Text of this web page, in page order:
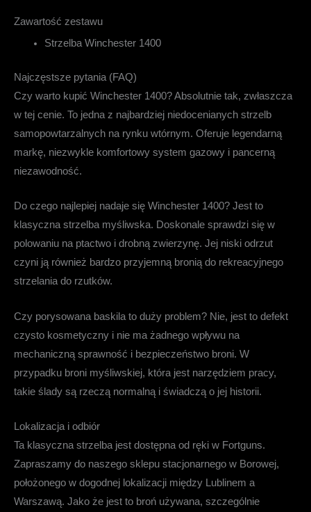
Zawartość zestawu
Strzelba Winchester 1400
Najczęstsze pytania (FAQ)
Czy warto kupić Winchester 1400?Absolutnie tak, zwłaszcza
w tej cenie. To jedna z najbardziej niedocenianych strzelb
samopowtarzalnych na rynku wtórnym. Oferuje legendarną
markę, niezwykle komfortowy system gazowy i pancerną
niezawodność.
Do czego najlepiej nadaje się Winchester 1400? Jest to
klasyczna strzelba myśliwska. Doskonale sprawdzi się w
polowaniu na ptactwo i drobną zwierzynę. Jej niski odrzut
czyni ją również bardzo przyjemną bronią do rekreacyjnego
strzelania do rzutków.
Czy porysowana baskila to duży problem? Nie, jest to defekt
czysto kosmetyczny i nie ma żadnego wpływu na
mechaniczną sprawność i bezpieczeństwo broni. W
przypadku broni myśliwskiej, która jest narzędziem pracy,
takie ślady są rzeczą normalną i świadczą o jej historii.
Lokalizacja i odbiór
Ta klasyczna strzelba jest dostępna od ręki w Fortguns.
Zapraszamy do naszego sklepu stacjonarnego w Borowej,
położonego w dogodnej lokalizacji między Lublinem a
Warszawą. Jako że jest to broń używana, szczególnie